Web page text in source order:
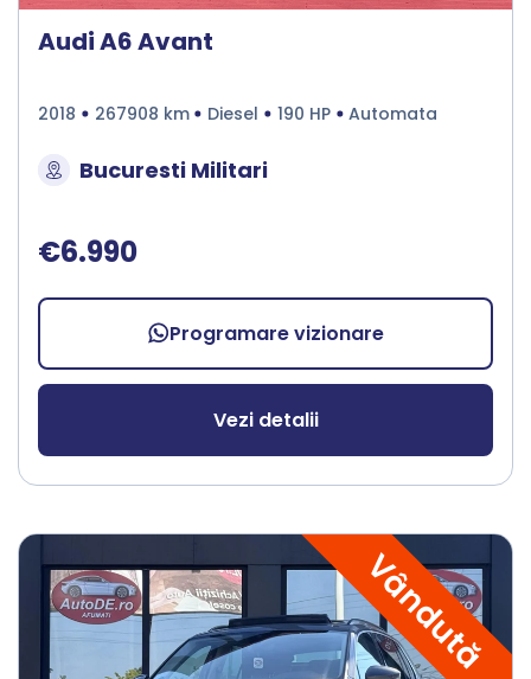
Audi A6 Avant
2018 267908 km Diesel 190 HP Automata
Bucuresti Militari
€6.990
Programare vizionare
Vezi detalii
Vândută